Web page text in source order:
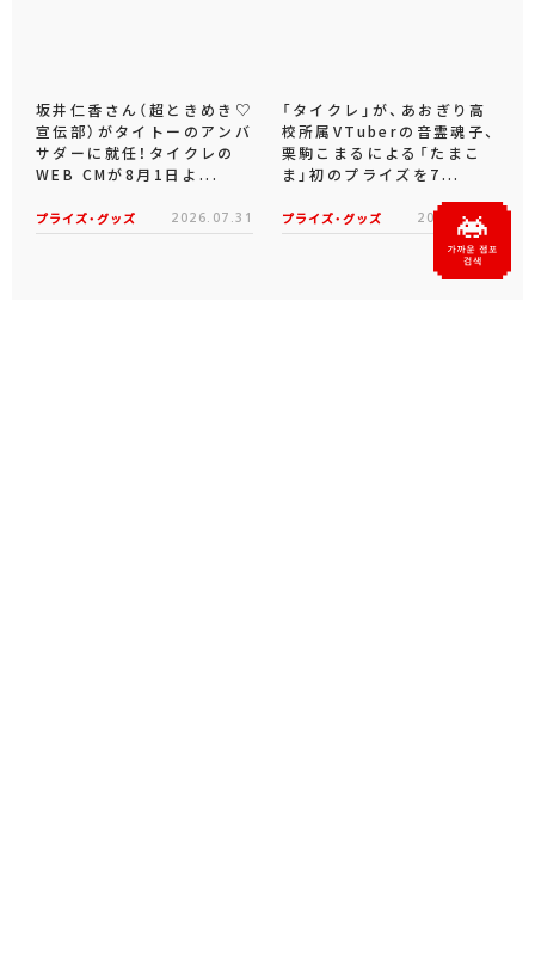
坂井仁香さん（超ときめき♡
宣伝部）がタイトーのアンバ
サダーに就任！タイクレの
WEB CMが8月1日よ...
プライズ・グッズ 2026.07.31
「タイクレ」が、あおぎり高
校所属VTuberの音霊魂子、
栗駒こまるによる「たまこ
ま」初のプライズを7...
プライズ・グッズ 2026.07.09